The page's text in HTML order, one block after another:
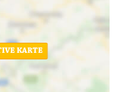
KARTE